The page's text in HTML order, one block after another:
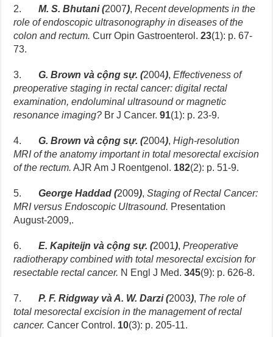
2.M. S. Bhutani (2007),Recent developments in the
role of endoscopic ultrasonography in diseases of the
colon and rectum. Curr Opin Gastroenterol.23(1): p. 67-
73.
3.G. Brown và cộng sự. (2004),Effectiveness of
preoperative staging in rectal cancer: digital rectal
examination, endoluminal ultrasound or magnetic
resonance imaging? Br J Cancer.91(1): p. 23-9.
4.G. Brown và cộng sự. (2004),High-resolution
MRI of the anatomy important in total mesorectal excision
of the rectum. AJR Am J Roentgenol. 182(2): p. 51-9.
5.George Haddad (2009),Staging of Rectal Cancer:
MRI versus Endoscopic Ultrasound. Presentation
August-2009,.
6.E. Kapiteijn và cộng sự.(2001),Preoperative
radiotherapy combined with total mesorectal excision for
resectable rectal cancer. N Engl J Med.345(9): p. 626-8.
7.P. F. Ridgway và A. W. Darzi (2003), The role of
total mesorectal excision in the management of rectal
cancer. Cancer Control. 10(3): p. 205-11.